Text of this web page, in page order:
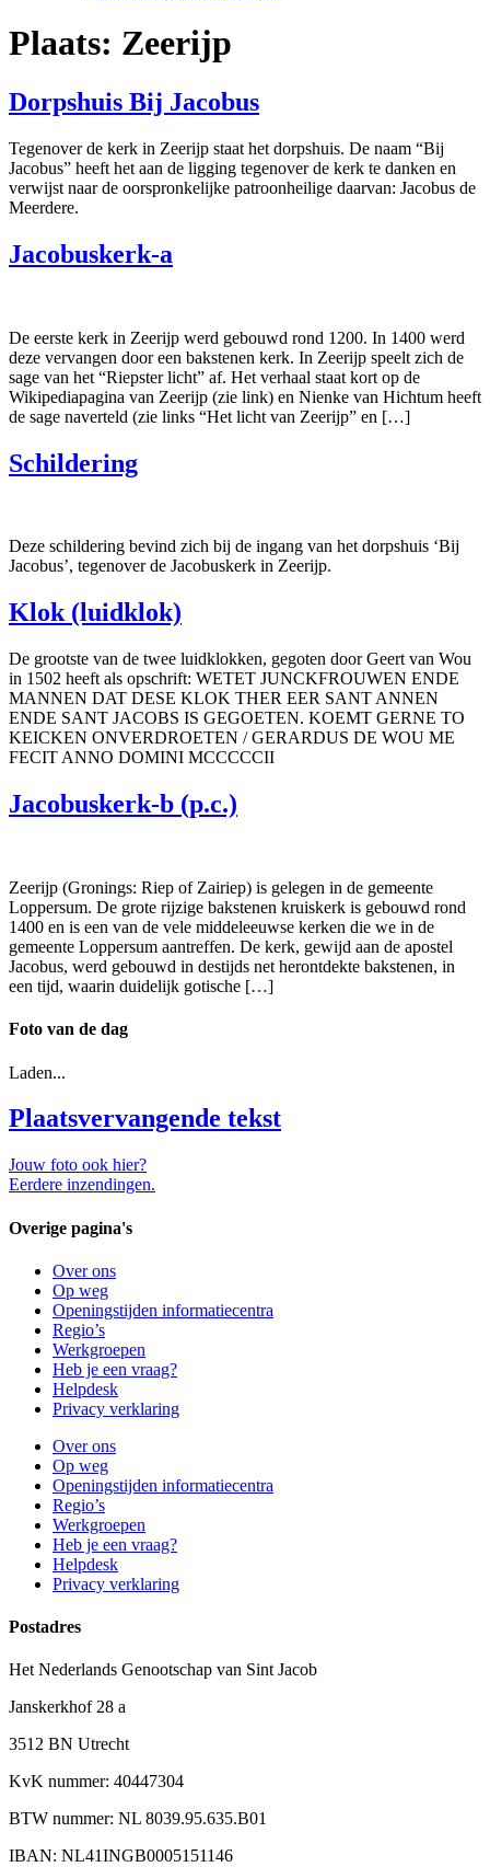
Plaats: Zeerijp
Dorpshuis Bij Jacobus
Tegenover de kerk in Zeerijp staat het dorpshuis. De naam “Bij
Jacobus” heeft het aan de ligging tegenover de kerk te danken en
verwijst naar de oorspronkelijke patroonheilige daarvan: Jacobus de
Meerdere.
Jacobuskerk-a
De eerste kerk in Zeerijp werd gebouwd rond 1200. In 1400 werd
deze vervangen door een bakstenen kerk. In Zeerijp speelt zich de
sage van het “Riepster licht” af. Het verhaal staat kort op de
Wikipediapagina van Zeerijp (zie link) en Nienke van Hichtum heeft
de sage naverteld (zie links “Het licht van Zeerijp” en […]
Schildering
Deze schildering bevind zich bij de ingang van het dorpshuis ‘Bij
Jacobus’, tegenover de Jacobuskerk in Zeerijp.
Klok (luidklok)
De grootste van de twee luidklokken, gegoten door Geert van Wou
in 1502 heeft als opschrift: WETET JUNCKFROUWEN ENDE
MANNEN DAT DESE KLOK THER EER SANT ANNEN
ENDE SANT JACOBS IS GEGOETEN. KOEMT GERNE TO
KEICKEN ONVERDROETEN / GERARDUS DE WOU ME
FECIT ANNO DOMINI MCCCCCII
Jacobuskerk-b (p.c.)
Zeerijp (Gronings: Riep of Zairiep) is gelegen in de gemeente
Loppersum. De grote rijzige bakstenen kruiskerk is gebouwd rond
1400 en is een van de vele middeleeuwse kerken die we in de
gemeente Loppersum aantreffen. De kerk, gewijd aan de apostel
Jacobus, werd gebouwd in destijds net herontdekte bakstenen, in
een tijd, waarin duidelijk gotische […]
Foto van de dag
Laden...
Plaatsvervangende tekst
Jouw foto ook hier?
Eerdere inzendingen.
Overige pagina's
Over ons
Op weg
Openingstijden informatiecentra
Regio’s
Werkgroepen
Heb je een vraag?
Helpdesk
Privacy verklaring
Over ons
Op weg
Openingstijden informatiecentra
Regio’s
Werkgroepen
Heb je een vraag?
Helpdesk
Privacy verklaring
Postadres
Het Nederlands Genootschap van Sint Jacob
Janskerkhof 28 a
3512 BN Utrecht
KvK nummer: 40447304
BTW nummer: NL 8039.95.635.B01
IBAN: NL41INGB0005151146